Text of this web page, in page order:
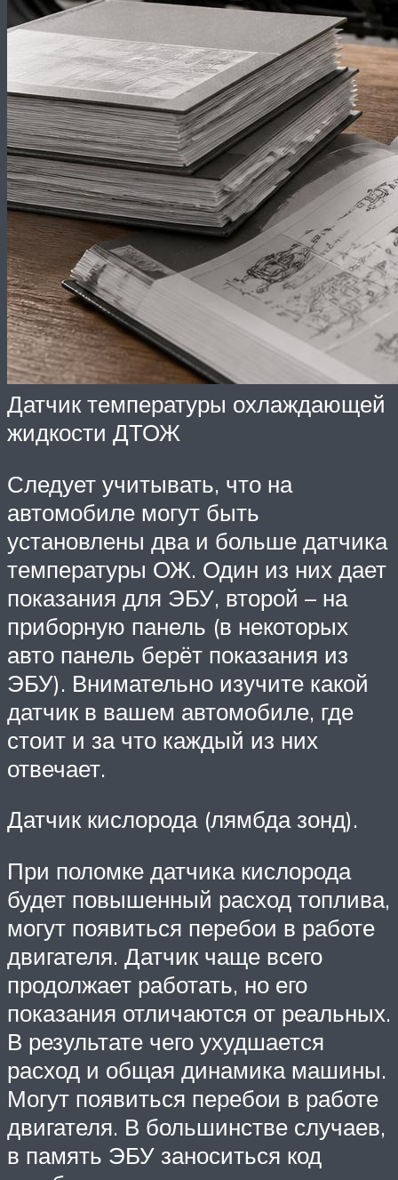
Датчик температуры охлаждающей
жидкости ДТОЖ
Следует учитывать, что на
автомобиле могут быть
установлены два и больше датчика
температуры ОЖ. Один из них дает
показания для ЭБУ, второй – на
приборную панель (в некоторых
авто панель берёт показания из
ЭБУ). Внимательно изучите какой
датчик в вашем автомобиле, где
стоит и за что каждый из них
отвечает.
Датчик кислорода (лямбда зонд).
При поломке датчика кислорода
будет повышенный расход топлива,
могут появиться перебои в работе
двигателя. Датчик чаще всего
продолжает работать, но его
показания отличаются от реальных.
В результате чего ухудшается
расход и общая динамика машины.
Могут появиться перебои в работе
двигателя. В большинстве случаев,
в память ЭБУ заноситься код